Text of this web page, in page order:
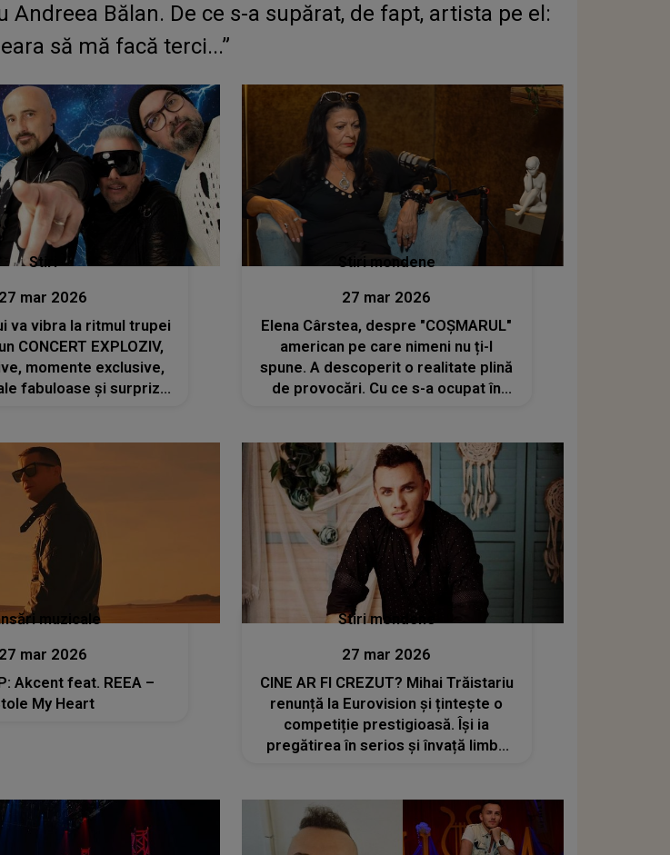
Bălan. De ce s-a supărat, de fapt, artista pe el:
să mă facă terci...”
Stiri
27 mar 2026
va vibra la ritmul trupei
CONCERT EXPLOZIV,
momente exclusive,
fabuloase și surprize
vom avea și..."
Stiri mondene
27 mar 2026
Elena Cârstea, despre "COȘMARUL"
american pe care nimeni nu ți-l
spune. A descoperit o realitate plină
de provocări. Cu ce s-a ocupat în
îngrozitor. M-am găsit într-un loc
unde..."
muzicale
27 mar 2026
Akcent feat. REEA –
My Heart
Stiri mondene
27 mar 2026
CINE AR FI CREZUT? Mihai Trăistariu
renunță la Eurovision și țintește o
competiție prestigioasă. Își ia
pregătirea în serios și învață limba
mă va opri să mă mut în..."